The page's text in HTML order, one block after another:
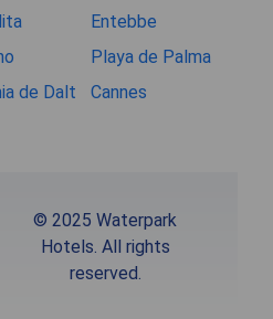
Entebbe
Playa de Palma
de Dalt Cannes
© 2025 Waterpark
Hotels. All rights
reserved.